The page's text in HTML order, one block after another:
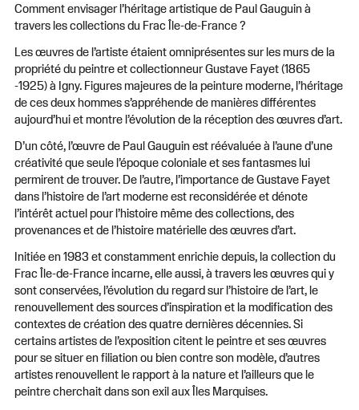
Comment envisager l’héritage artistique de Paul Gauguin à
travers les collections du Frac Île-de-France ?
Les œuvres de l’artiste étaient omniprésentes sur les murs de la
propriété du peintre et collectionneur Gustave Fayet (1865
-1925) à Igny. Figures majeures de la peinture moderne, l’héritage
de ces deux hommes s’appréhende de manières différentes
aujourd’hui et montre l’évolution de la réception des œuvres d’art.
D’un côté, l’œuvre de Paul Gauguin est réévaluée à l’aune d’une
créativité que seule l’époque coloniale et ses fantasmes lui
permirent de trouver. De l’autre, l’importance de Gustave Fayet
dans l’histoire de l’art moderne est reconsidérée et dénote
l’intérêt actuel pour l’histoire même des collections, des
provenances et de l’histoire matérielle des œuvres d’art.
Initiée en 1983 et constamment enrichie depuis, la collection du
Frac Île-de-France incarne, elle aussi, à travers les œuvres qui y
sont conservées, l’évolution du regard sur l’histoire de l’art, le
renouvellement des sources d’inspiration et la modification des
contextes de création des quatre dernières décennies. Si
certains artistes de l’exposition citent le peintre et ses œuvres
pour se situer en filiation ou bien contre son modèle, d’autres
artistes renouvellent le rapport à la nature et l’ailleurs que le
peintre cherchait dans son exil aux Îles Marquises.